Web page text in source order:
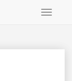
Toggle